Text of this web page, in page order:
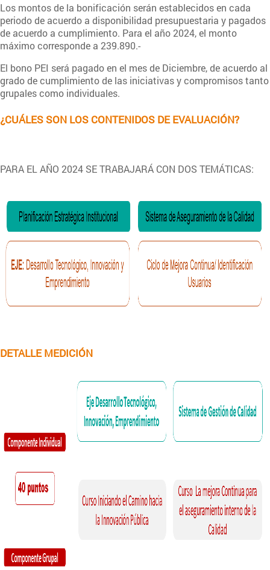
Los montos de la bonificación serán establecidos en cada
periodo de acuerdo a disponibilidad presupuestaria y pagados
de acuerdo a cumplimiento. Para el año 2024, el monto
máximo corresponde a 239.890.-
El bono PEI será pagado en el mes de Diciembre, de acuerdo al
grado de cumplimiento de las iniciativas y compromisos tanto
grupales como individuales.
¿CUÁLES SON LOS CONTENIDOS DE EVALUACIÓN?
PARA EL AÑO 2024 SE TRABAJARÁ CON DOS TEMÁTICAS:
DDP1.png
DETALLE MEDICIÓN